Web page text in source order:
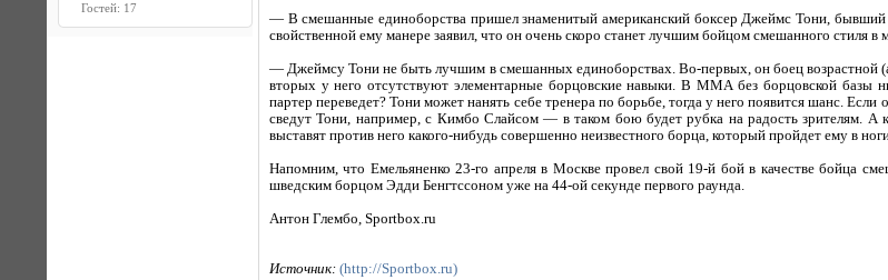
Гостей: 17
— В смешанные единоборства пришел знаменитый американский боксер Джеймс Тони, бывший
свойственной ему манере заявил, что он очень скоро станет лучшим бойцом смешанного стиля в
— Джеймсу Тони не быть лучшим в смешанных единоборствах. Во-первых, он боец возрастной
вторых у него отсутствуют элементарные борцовские навыки. В ММА без борцовской базы
партер переведет? Тони может нанять себе тренера по борьбе, тогда у него появится шанс. Если
сведут Тони, например, с Кимбо Слайсом — в таком бою будет рубка на радость зрителям. А
выставят против него какого-нибудь совершенно неизвестного борца, который пройдет ему в
Напомним, что Емельяненко 23-го апреля в Москве провел свой 19-й бой в качестве бойца
шведским борцом Эдди Бенгтссоном уже на 44-ой секунде первого раунда.
Антон Глембо, Sportbox.ru
Источник: (http://Sportbox.ru)